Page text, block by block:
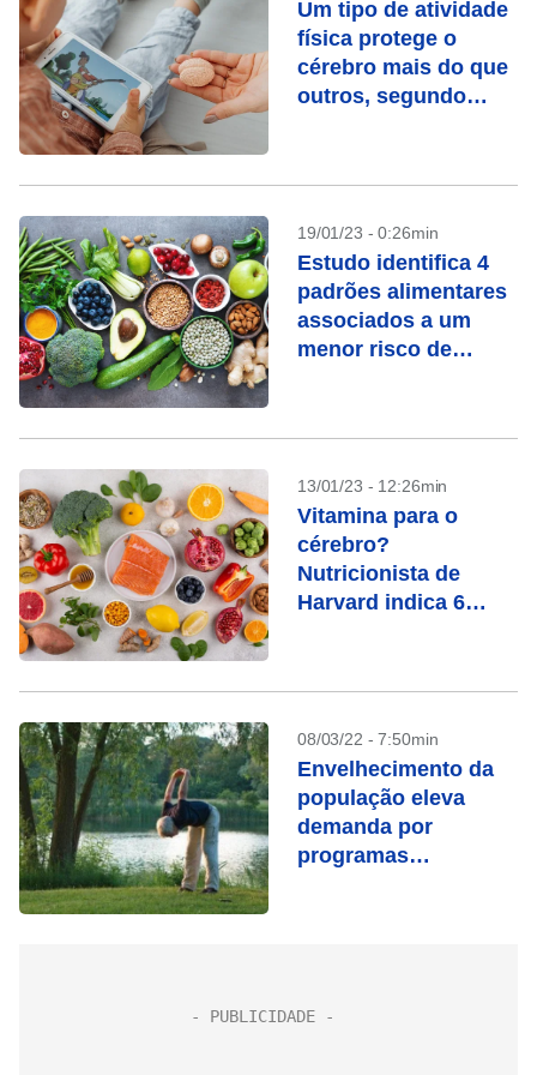
Um tipo de atividade
física protege o
cérebro mais do que
outros, segundo
19/01/23 - 0:26min
Estudo identifica 4
padrões alimentares
associados a um
menor risco de
13/01/23 - 12:26min
Vitamina para o
cérebro?
Nutricionista de
Harvard indica 6
08/03/22 - 7:50min
Envelhecimento da
população eleva
demanda por
programas